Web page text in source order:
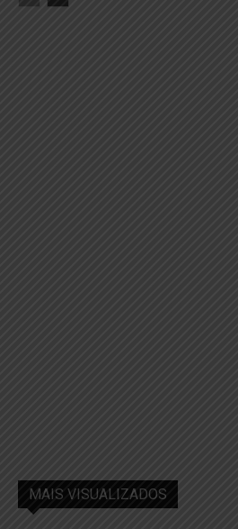
MAIS VISUALIZADOS